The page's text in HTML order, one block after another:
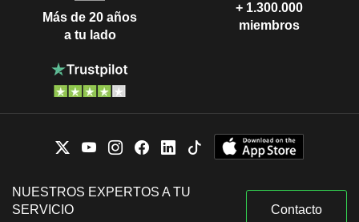
Más de 20 años
a tu lado
+ 1.300.000
miembros
NUESTROS EXPERTOS A TU
SERVICIO
Contacto